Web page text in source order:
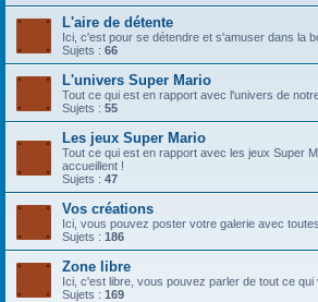
L'aire de détente
Ici, c'est pour se détendre et s'amuser dans la
Sujets : 66
L'univers Super Mario
Tout ce qui est en rapport avec l'univers de
Sujets : 55
Les jeux Super Mario
Tout ce qui est en rapport avec les jeux Super
accueillent !
Sujets : 47
Vos créations
Ici, vous pouvez poster votre galerie avec
Sujets : 186
Zone libre
Ici, c'est libre, vous pouvez parler de tout ce
Sujets : 169